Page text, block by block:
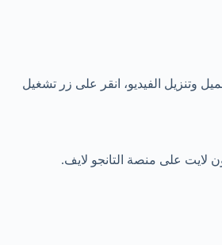
التنزيل. ولتستطيع من تحميل وتنزيل الفيديو، انقر على زر تشغيل
لايت على منصة التانجو لايف.